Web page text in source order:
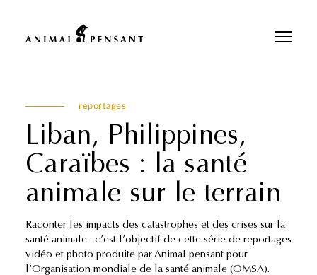
reportages
Liban, Philippines,
Caraïbes : la santé
animale sur le terrain
Raconter les impacts des catastrophes et des crises sur la
santé animale : c’est l’objectif de cette série de reportages
vidéo et photo produite par Animal pensant pour
l’Organisation mondiale de la santé animale (OMSA).